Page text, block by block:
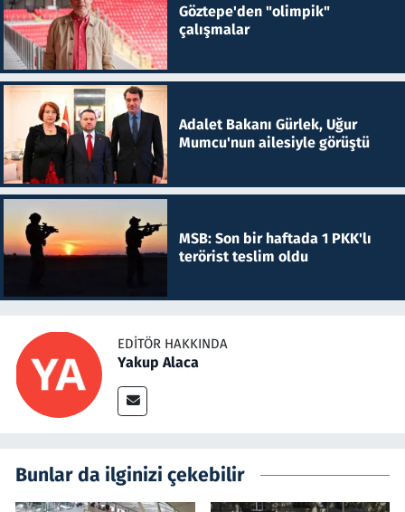
Göztepe'den "olimpik"
çalışmalar
Adalet Bakanı Gürlek, Uğur
Mumcu'nun ailesiyle görüştü
MSB: Son bir haftada 1 PKK'lı
terörist teslim oldu
EDITÖR HAKKINDA
Yakup Alaca
Bunlar da ilginizi çekebilir